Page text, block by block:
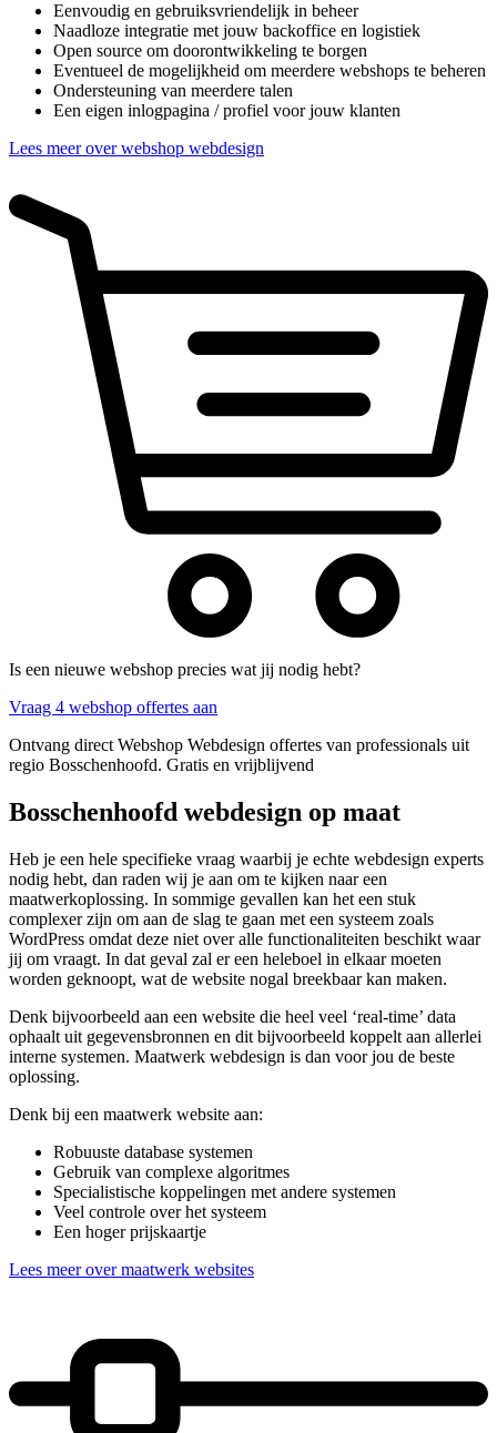
Eenvoudig en gebruiksvriendelijk in beheer
Naadloze integratie met jouw backoffice en logistiek
Open source om doorontwikkeling te borgen
Eventueel de mogelijkheid om meerdere webshops te beheren
Ondersteuning van meerdere talen
Een eigen inlogpagina / profiel voor jouw klanten
Lees meer over webshop webdesign
Is een nieuwe webshop precies wat jij nodig hebt?
Vraag 4 webshop offertes aan
Ontvang direct Webshop Webdesign offertes van professionals uit
regio Bosschenhoofd. Gratis en vrijblijvend
Bosschenhoofd webdesign op maat
Heb je een hele specifieke vraag waarbij je echte webdesign experts
nodig hebt, dan raden wij je aan om te kijken naar een
maatwerkoplossing. In sommige gevallen kan het een stuk
complexer zijn om aan de slag te gaan met een systeem zoals
WordPress omdat deze niet over alle functionaliteiten beschikt waar
jij om vraagt. In dat geval zal er een heleboel in elkaar moeten
worden geknoopt, wat de website nogal breekbaar kan maken.
Denk bijvoorbeeld aan een website die heel veel ‘real-time’ data
ophaalt uit gegevensbronnen en dit bijvoorbeeld koppelt aan allerlei
interne systemen. Maatwerk webdesign is dan voor jou de beste
oplossing.
Denk bij een maatwerk website aan:
Robuuste database systemen
Gebruik van complexe algoritmes
Specialistische koppelingen met andere systemen
Veel controle over het systeem
Een hoger prijskaartje
Lees meer over maatwerk websites